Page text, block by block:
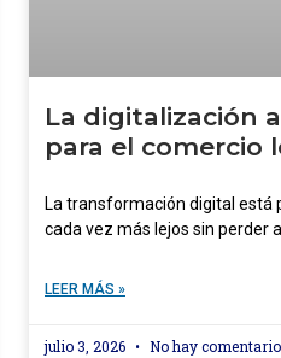
La digitalización
para el comercio
La transformación digital está
cada vez más lejos sin perder
LEER MÁS »
julio 3, 2026 No hay